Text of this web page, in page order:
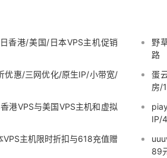
香港/美国/日本VPS主机促销
野
路
优惠/三网优化/原生IP/小带宽/
蛋
房/
港VPS与美国VPS主机和虚拟
IP/
主机限时折扣与618充值赠
89